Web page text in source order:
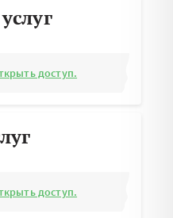
доступ.
доступ.